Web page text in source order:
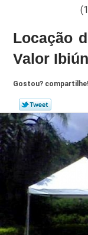
Locação
Valor
Gostou? compartilhe!